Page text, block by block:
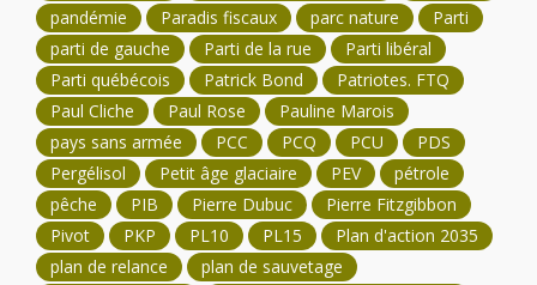
pandémie
Paradis fiscaux parc nature
Parti
parti de gauche
Parti de la rue
Parti libéral
Parti québécois
Patrick Bond
Patriotes. FTQ
Paul Cliche
Paul Rose
Pauline Marois
pays sans armée
PCC PCQ PCU
PDS
Pergélisol
Petit âge glaciaire PEV
pétrole
pêche
PIB Pierre Dubuc
Pierre Fitzgibbon
Pivot
PKP PL10 PL15
Plan d'action 2035
plan de relance
plan de sauvetage